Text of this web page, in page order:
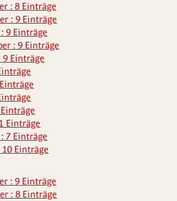
: 8 Einträge
: 9 Einträge
9 Einträge
: 9 Einträge
9 Einträge
Einträge
7 Einträge
10 Einträge
: 9 Einträge
: 8 Einträge